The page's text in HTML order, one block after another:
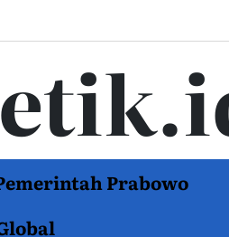
Prabowo